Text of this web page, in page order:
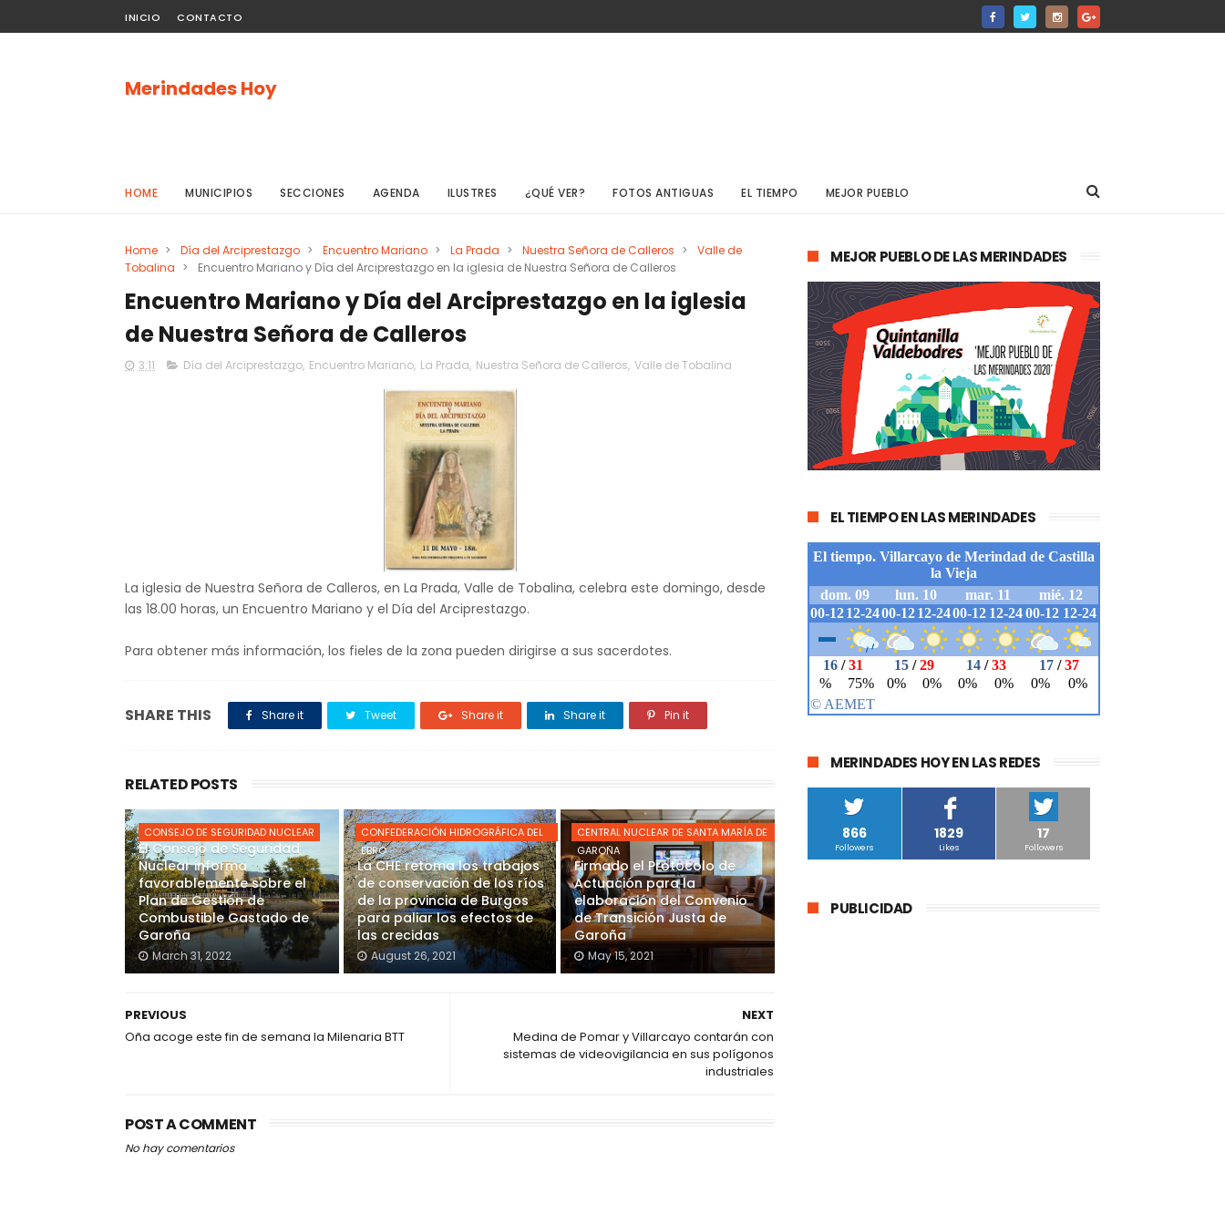
INICIO CONTACTO
Merindades Hoy
HOME MUNICIPIOS SECCIONES AGENDA ILUSTRES ¿QUÉ VER? FOTOS ANTIGUAS EL TIEMPO MEJOR PUEBLO
Home > Día del Arciprestazgo > Encuentro Mariano > La Prada > Nuestra Señora de Calleros >
Valle de
Tobalina > Encuentro Mariano y Día del Arciprestazgo en la iglesia de Nuestra Señora de Calleros
Encuentro Mariano y Día del Arciprestazgo en la iglesia
de Nuestra Señora de Calleros
3:11 Día del Arciprestazgo, Encuentro Mariano, La Prada, Nuestra Señora de Calleros, Valle de Tobalina
La iglesia de Nuestra Señora de Calleros, en La Prada, Valle de Tobalina, celebra este domingo, desde
las 18.00 horas, un Encuentro Mariano y el Día del Arciprestazgo.
Para obtener más información, los fieles de la zona pueden dirigirse a sus sacerdotes.
SHARE THIS Share it Tweet Share it Share it Pin it
RELATED POSTS
CONSEJO DE SEGURIDAD NUCLEAR
El Consejo de Seguridad
Nuclear informa
favorablemente sobre el
Plan de Gestión de
Combustible Gastado de
Garoña
March 31, 2022
CONFEDERACIÓN HIDROGRÁFICA DEL
EBRO
La CHE retoma los trabajos
de conservación de los ríos
de la provincia de Burgos
para paliar los efectos de
las crecidas
August 26, 2021
CENTRAL NUCLEAR DE SANTA MARÍA DE
GAROÑA
Firmado el Protocolo de
Actuación para la
elaboración del Convenio
de Transición Justa de
Garoña
May 15, 2021
NEXT
Medina de Pomar y Villarcayo contarán con
sistemas de videovigilancia en sus polígonos
industriales
PREVIOUS
Oña acoge este fin de semana la Milenaria BTT
POST A COMMENT
No hay comentarios
MEJOR PUEBLO DE LAS MERINDADES
EL TIEMPO EN LAS MERINDADES
MERINDADES HOY EN LAS REDES
866
Followers
1829
Likes
17
Followers
PUBLICIDAD